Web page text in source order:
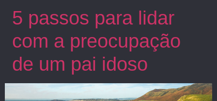
5 passos para lidar
com a preocupação
de um pai idoso